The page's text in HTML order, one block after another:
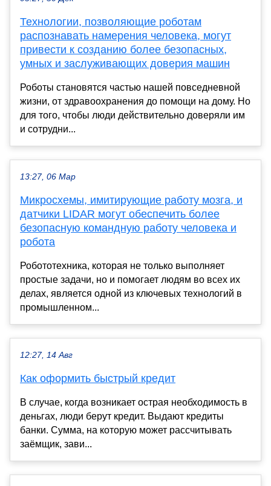
Технологии, позволяющие роботам
распознавать намерения человека, могут
привести к созданию более безопасных,
умных и заслуживающих доверия машин
Роботы становятся частью нашей повседневной
жизни, от здравоохранения до помощи на дому. Но
для того, чтобы люди действительно доверяли им
и сотрудни...
13:27, 06 Мар
Микросхемы, имитирующие работу мозга, и
датчики LIDAR могут обеспечить более
безопасную командную работу человека и
робота
Робототехника, которая не только выполняет
простые задачи, но и помогает людям во всех их
делах, является одной из ключевых технологий в
промышленном...
12:27, 14 Авг
Как оформить быстрый кредит
В случае, когда возникает острая необходимость в
деньгах, люди берут кредит. Выдают кредиты
банки. Сумма, на которую может рассчитывать
заёмщик, зави...